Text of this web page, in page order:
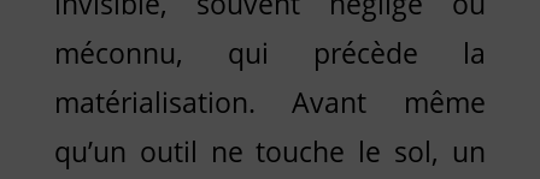
méconnu, qui précède la
matérialisation. Avant même
qu’un outil ne touche le sol, un